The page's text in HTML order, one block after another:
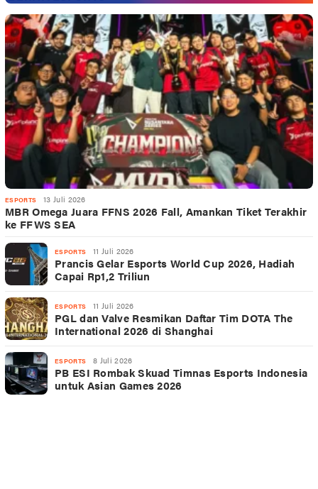
ESPORTS 13 Juli 2026
MBR Omega Juara FFNS 2026 Fall, Amankan Tiket Terakhir
ke FFWS SEA
ESPORTS 11 Juli 2026
Prancis Gelar Esports World Cup 2026, Hadiah
Capai Rp1,2 Triliun
ESPORTS 11 Juli 2026
PGL dan Valve Resmikan Daftar Tim DOTA The
International 2026 di Shanghai
ESPORTS 8 Juli 2026
PB ESI Rombak Skuad Timnas Esports Indonesia
untuk Asian Games 2026